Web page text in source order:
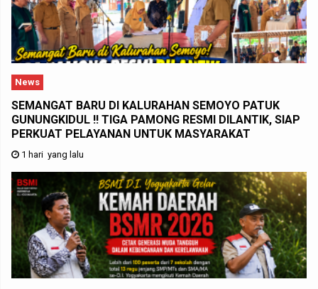
News
SEMANGAT BARU DI KALURAHAN SEMOYO PATUK
GUNUNGKIDUL !! TIGA PAMONG RESMI DILANTIK, SIAP
PERKUAT PELAYANAN UNTUK MASYARAKAT
1 hari yang lalu